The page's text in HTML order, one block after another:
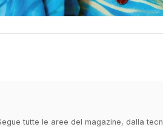
tutte le aree del magazine, dalla